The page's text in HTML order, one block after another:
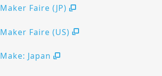
Maker Faire (JP)
Maker Faire (US)
Make: Japan